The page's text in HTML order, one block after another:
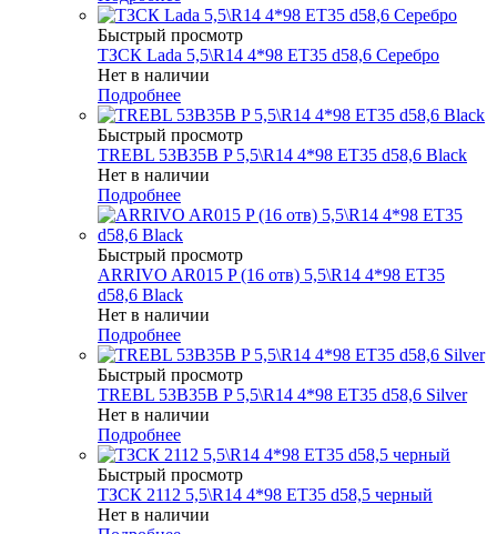
Быстрый просмотр
ТЗСК Lada 5,5\R14 4*98 ET35 d58,6 Серебро
Нет в наличии
Подробнее
Быстрый просмотр
TREBL 53B35B P 5,5\R14 4*98 ET35 d58,6 Black
Нет в наличии
Подробнее
Быстрый просмотр
ARRIVO AR015 P (16 отв) 5,5\R14 4*98 ET35
d58,6 Black
Нет в наличии
Подробнее
Быстрый просмотр
TREBL 53B35B P 5,5\R14 4*98 ET35 d58,6 Silver
Нет в наличии
Подробнее
Быстрый просмотр
ТЗСК 2112 5,5\R14 4*98 ET35 d58,5 черный
Нет в наличии